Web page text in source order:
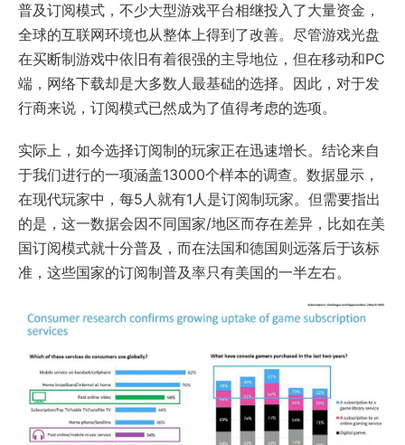
普及订阅模式，不少大型游戏平台相继投入了大量资金，
全球的互联网环境也从整体上得到了改善。尽管游戏光盘
在买断制游戏中依旧有着很强的主导地位，但在移动和PC
端，网络下载却是大多数人最基础的选择。因此，对于发
行商来说，订阅模式已然成为了值得考虑的选项。
实际上，如今选择订阅制的玩家正在迅速增长。结论来自
于我们进行的一项涵盖13000个样本的调查。数据显示，
在现代玩家中，每5人就有1人是订阅制玩家。但需要指出
的是，这一数据会因不同国家/地区而存在差异，比如在美
国订阅模式就十分普及，而在法国和德国则远落后于该标
准，这些国家的订阅制普及率只有美国的一半左右。